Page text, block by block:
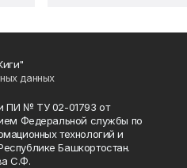
данных
ПИ № ТУ 02-01793 от
Федеральной службы по
технологий и
Башкортостан.
С.Ф.